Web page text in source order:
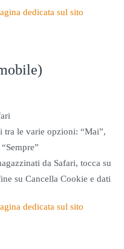
dedicata sul sito
tra le varie opzioni: “Mai”,
da Safari, tocca su
su Cancella Cookie e dati
dedicata sul sito